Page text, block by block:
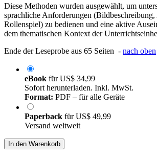
Diese Methoden wurden ausgewählt, um
sprachliche Anforderungen
Rollenspiel) zu bedienen und eine aktive
dem thematischen Kontext der
Ende der Leseprobe aus 65 Seiten - nach oben
eBook fürUS$ 34,99
Sofort herunterladen. Inkl. MwSt.
Format: PDF – für alle Geräte
Paperback fürUS$ 49,99
Versand weltweit
In den Warenkorb